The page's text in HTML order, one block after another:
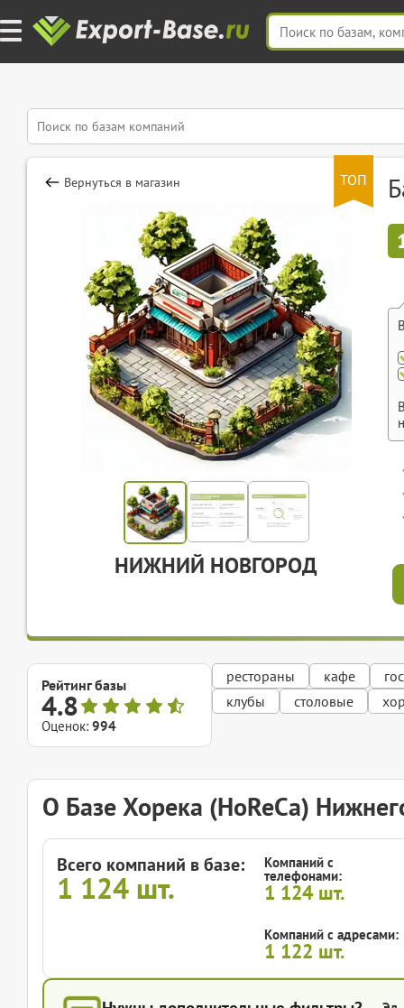
ТОП
Вернуться в магазин
НИЖНИЙ НОВГОРОД
Рейтинг базы
4.8
Оценок: 994
рестораны кафе
клубы
столовые
О Базе Хорека (HoReCa)
Всего компаний в базе:
1 124 шт.
Компаний с
телефонами:
1 124 шт.
Компаний с адресами:
1 122 шт.